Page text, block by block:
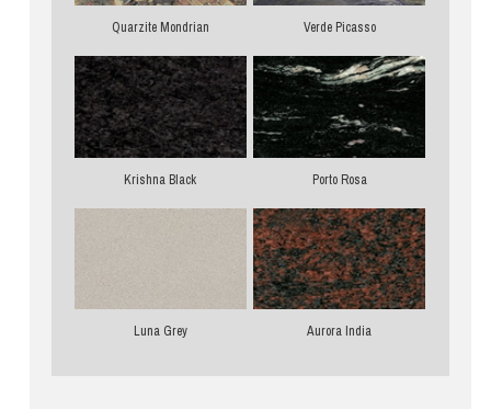
Quarzite Mondrian Verde Picasso
Krishna Black Porto Rosa
Luna Grey Aurora India